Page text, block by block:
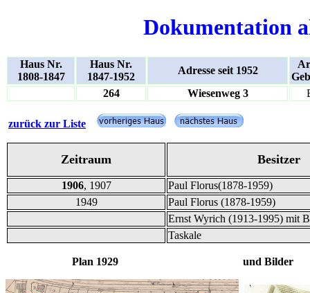
Dokumentation
Haus Nr.
1808-1847
Haus Nr.
1847-1952
Adresse seit 1952
264
Wiesenweg 3
zurück zur Liste
Zeitraum Besitzer
1906, 1907
Paul Florus(1878-1959)
1949
Paul Florus (1878-1959)
Ernst Wyrich (1913-1995) mit
Taskale
Plan 1929 und Bilder